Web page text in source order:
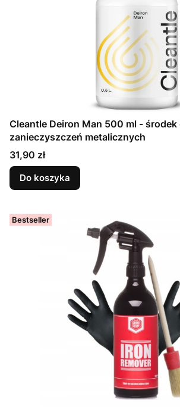
Cleantle Deiron Man 500 ml -
zanieczyszczeń metalicznych
Cena
31,90 zł
Do koszyka
Bestseller